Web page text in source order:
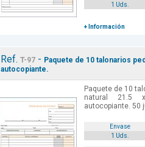
1 Uds.
+ Información
Ref. T-97- Paquete de 10 talonarios
autocopiante.
Paquete de 10
natural 21.5
autocopiante. 50
Envase
1 Uds.